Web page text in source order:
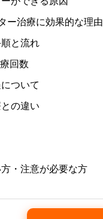
ー治療に効果的な理由
と流れ
回数
ついて
の違い
・注意が必要な方